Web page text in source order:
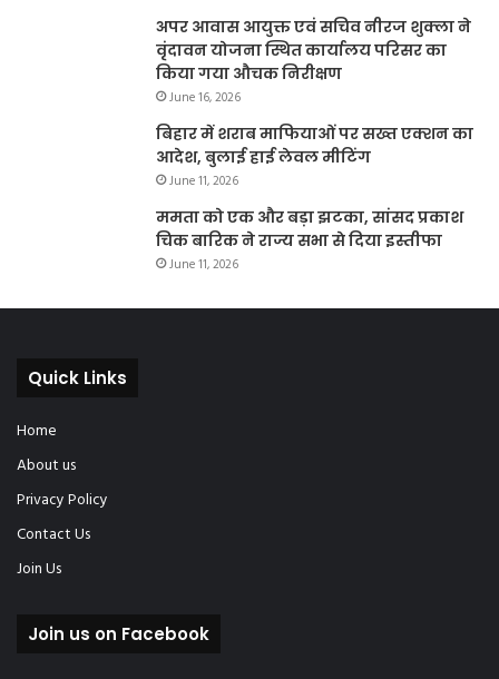
अपर आवास आयुक्त एवं सचिव नीरज शुक्ला ने
वृंदावन योजना स्थित कार्यालय परिसर का
किया गया औचक निरीक्षण
June 16, 2026
बिहार में शराब माफियाओं पर सख्त एक्शन का
आदेश, बुलाई हाई लेवल मीटिंग
June 11, 2026
ममता को एक और बड़ा झटका, सांसद प्रकाश
चिक बारिक ने राज्य सभा से दिया इस्तीफा
June 11, 2026
Quick Links
Home
About us
Privacy Policy
Contact Us
Join Us
Join us on Facebook